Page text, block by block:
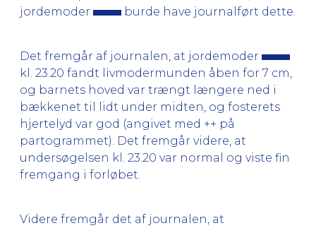
jordemoder
burde have journalført dette.
Det fremgår af journalen, at jordemoder
kl. 23.20 fandt livmodermunden åben for 7 cm,
og barnets hoved var trængt længere ned i
bækkenet til lidt under midten, og fosterets
hjertelyd var god (angivet med ++ på
partogrammet). Det fremgår videre, at
undersøgelsen kl. 23.20 var normal og viste fin
fremgang i forløbet.
Videre fremgår det af journalen, at